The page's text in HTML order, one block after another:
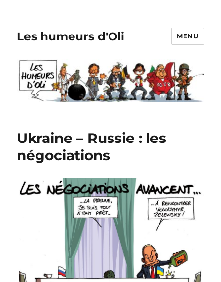
Les humeurs d'Oli MENU
Ukraine – Russie : les
négociations